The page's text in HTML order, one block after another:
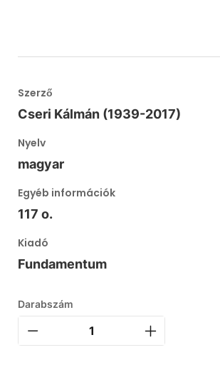
Szerző
Cseri Kálmán (1939-2017)
Nyelv
magyar
Egyéb információk
117 o.
Kiadó
Fundamentum
Darabszám